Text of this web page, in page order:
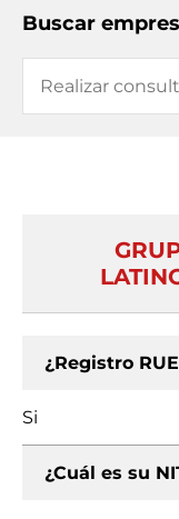
Buscar
¿Registro
Si
¿Cuál es su